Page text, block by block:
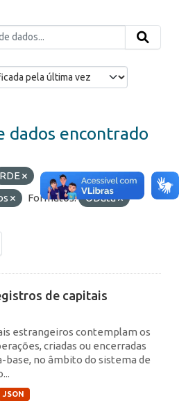
dados encontrado
RDE
Formatos:
OData
de capitais
estrangeiros contemplam os
criadas ou encerradas
base, no âmbito do sistema de
JSON